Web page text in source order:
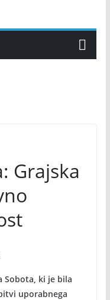
Grajska
Sobota, ki je bila
uporabnega